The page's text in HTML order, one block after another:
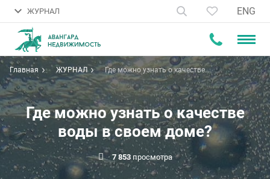
ЖУРНАЛ ENG
Главная ЖУРНАЛ
Где можно узнать о качестве
воды в своем доме?
Где можно узнать о качестве
воды в своем доме?
7 853просмотра